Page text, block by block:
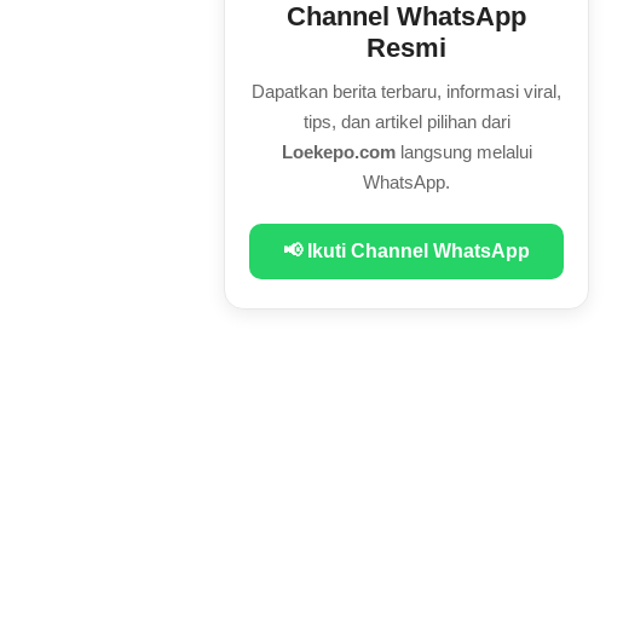
Channel WhatsApp
Resmi
Dapatkan berita terbaru, informasi viral,
tips, dan artikel pilihan dari
Loekepo.comlangsung melalui
WhatsApp.
📢 Ikuti Channel WhatsApp